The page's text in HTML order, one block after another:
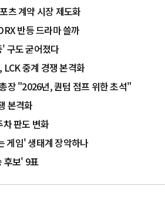
츠 계약 시장 제도화
반등 드라마 쓸까
구도 굳어졌다
중계 경쟁 본격화
장 "2026년, 퀀텀 점프 위한 초석"
본격화
판도 변화
게임' 생태계 장악하나
후보' 9표